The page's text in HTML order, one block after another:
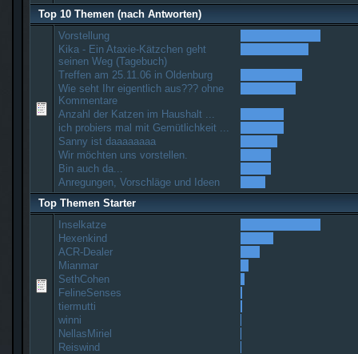
Top 10 Themen (nach Antworten)
Vorstellung
Kika - Ein Ataxie-Kätzchen geht
seinen Weg (Tagebuch)
Treffen am 25.11.06 in Oldenburg
Wie seht Ihr eigentlich aus??? ohne
Kommentare
Anzahl der Katzen im Haushalt ...
ich probiers mal mit Gemütlichkeit ...
Sanny ist daaaaaaaa
Wir möchten uns vorstellen.
Bin auch da...
Anregungen, Vorschläge und Ideen
Top Themen Starter
Inselkatze
Hexenkind
ACR-Dealer
Mianmar
SethCohen
FelineSenses
tiermutti
winni
NellasMiriel
Reiswind